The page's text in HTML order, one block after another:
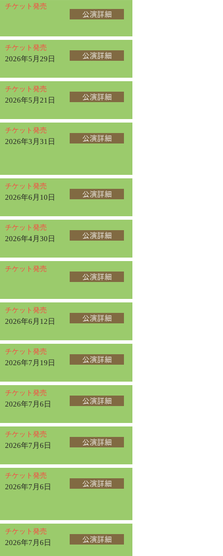
チケット発売
公演詳細
チケット発売
2026年5月29日 公演詳細
チケット発売
2026年5月21日 公演詳細
チケット発売
2026年3月31日 公演詳細
チケット発売
2026年6月10日 公演詳細
チケット発売
2026年4月30日 公演詳細
チケット発売
公演詳細
チケット発売
2026年6月12日 公演詳細
チケット発売
2026年7月19日 公演詳細
チケット発売
2026年7月6日 公演詳細
チケット発売
2026年7月6日 公演詳細
チケット発売
2026年7月6日 公演詳細
チケット発売
2026年7月6日 公演詳細